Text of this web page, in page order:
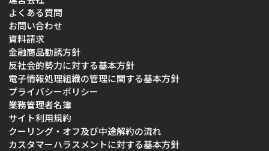
よくある質問
お問い合わせ
資料請求
金融商品勧誘方針
反社会的勢力に対する基本方針
電子情報処理組織の管理に関する基本方針
プライバシーポリシー
業務管理者名簿
サイト利用規約
クーリング・オフ及び中途解約の流れ
カスタマーハラスメントに対する基本方針